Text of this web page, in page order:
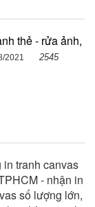
thẻ - rửa ảnh,
2021 2545